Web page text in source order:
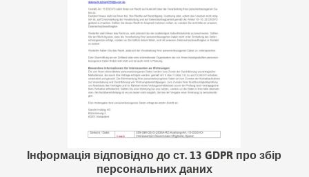
Інформація відповідно до ст. 13 GDPR про збір
персональних даних